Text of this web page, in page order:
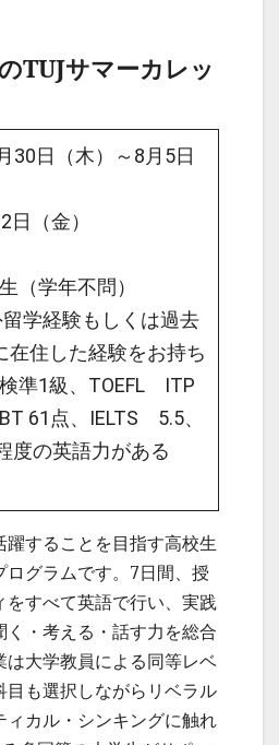
TUJサマーカレッ
30日（木）～8月5日
（金）
（学年不問）
学経験もしくは過去
在住した経験をお持ち
準1級、TOEFL ITP
61点、IELTS 5.5、
度の英語力がある
することを目指す高校生
グラムです。7日間、授
をすべて英語で行い、実践
く・考える・話す力を総合
は大学教員による同等レベ
目も選択しながらリベラル
ィカル・シンキングに触れ